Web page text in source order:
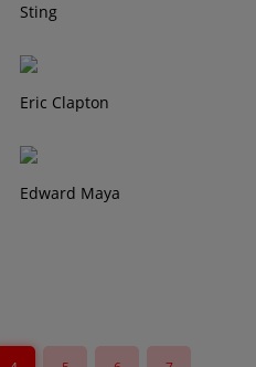
Sting
Eric Clapton
Edward Maya